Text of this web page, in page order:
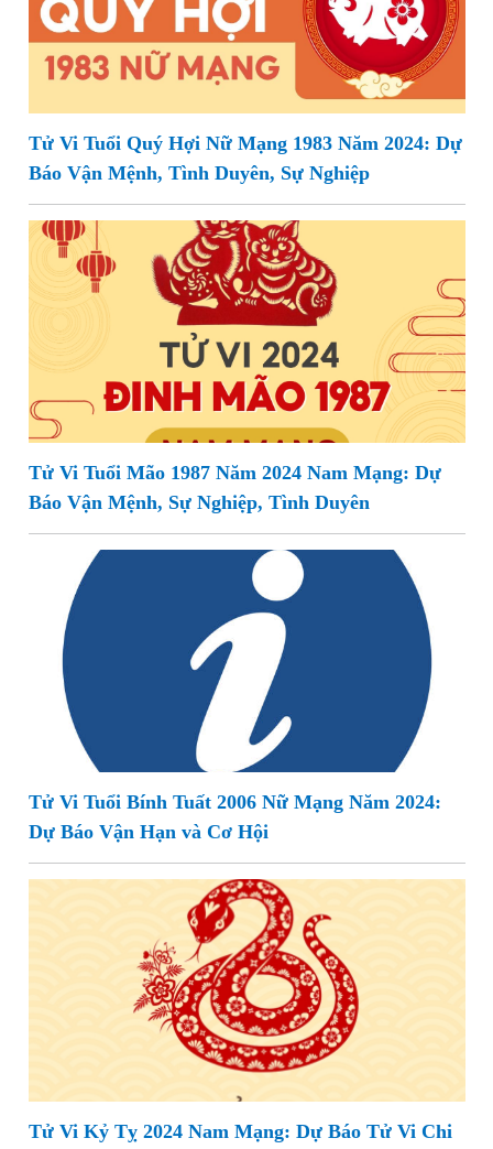
Tử Vi Tuổi Quý Hợi Nữ Mạng 1983 Năm 2024: Dự
Báo Vận Mệnh, Tình Duyên, Sự Nghiệp
Tử Vi Tuổi Mão 1987 Năm 2024 Nam Mạng: Dự
Báo Vận Mệnh, Sự Nghiệp, Tình Duyên
Tử Vi Tuổi Bính Tuất 2006 Nữ Mạng Năm 2024:
Dự Báo Vận Hạn và Cơ Hội
Tử Vi Kỷ Tỵ 2024 Nam Mạng: Dự Báo Tử Vi Chi